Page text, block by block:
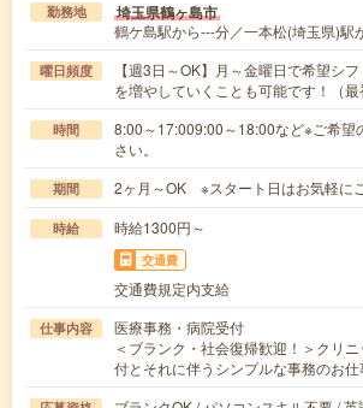
勤務地 埼玉県鶴ヶ島市
鶴ケ島駅から---分／一本松(埼玉県)駅
曜日頻度
【週3日～OK】月～金曜日で希望シ
を増やしていくことも可能です！（最
時間
8:00～17:009:00～18:00など※ご希望
さい。
期間 2ヶ月～OK ※スタート日はお気軽に
時給 時給1300円～
交通費
交通費規定内支給
仕事内容
医療事務・病院受付
＜ブランク・社会復帰歓迎！＞クリ
付とそれに伴うシンプルな事務のお